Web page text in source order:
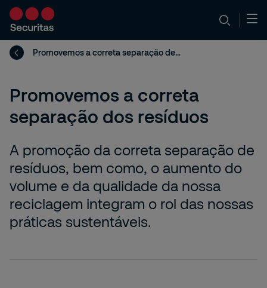
Promovemos a correta separação de resíduos
Promovemos a correta
separação dos resíduos
A promoção da correta separação de
resíduos, bem como, o aumento do
volume e da qualidade da nossa
reciclagem integram o rol das nossas
práticas sustentáveis.